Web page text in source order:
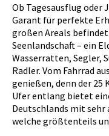
Ob Tagesausflug oder
Garant für perfekte
großen Areals
Seenlandschaft – ein
Wasserratten, Segler,
Radler. Vom Fahrrad
genießen, denn der 25
Ufer entlang bietet
Deutschlands mit sehr
welche größtenteils